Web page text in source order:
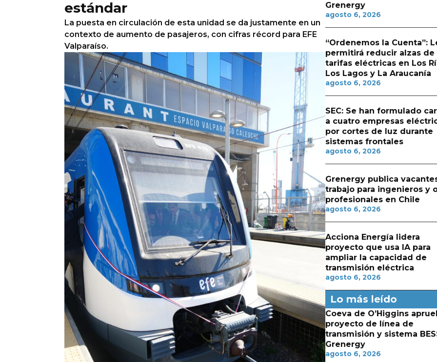
estándar
La puesta en circulación de esta unidad se da justamente en un
contexto de aumento de pasajeros, con cifras récord para EFE
Valparaíso.
Grenergy
agosto 6, 2026
“Ordenemos la Cuenta”:
permitirá reducir alzas de
tarifas eléctricas en Los
Los Lagos y La Araucanía
agosto 6, 2026
SEC: Se han formulado
a cuatro empresas
por cortes de luz durante
sistemas frontales
agosto 6, 2026
Grenergy publica
trabajo para ingenieros y
profesionales en Chile
agosto 6, 2026
Acciona Energía lidera
proyecto que usa IA para
ampliar la capacidad de
transmisión eléctrica
agosto 6, 2026
Lo más leído
Coeva de O’Higgins
proyecto de línea de
transmisión y sistema
Grenergy
agosto 6, 2026